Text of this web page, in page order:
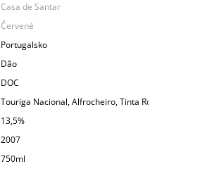
Casa de Santar
Červené
Portugalsko
Dão
DOC
Touriga Nacional, Alfrocheiro, Tinta Roriz
13,5%
2007
750ml